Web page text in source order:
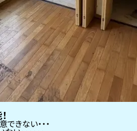
できない